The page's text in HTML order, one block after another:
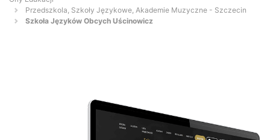
Przedszkola, Szkoły Językowe, Akademie Muzyczne - Szczecin
Szkoła Języków Obcych Uścinowicz